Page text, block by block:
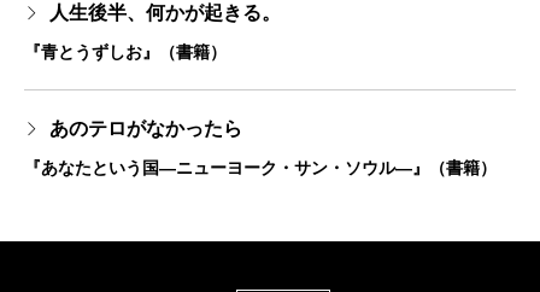
人生後半、何かが起きる。
『青とうずしお』（書籍）
あのテロがなかったら
『あなたという国―ニューヨーク・サン・ソウル―』（書籍）